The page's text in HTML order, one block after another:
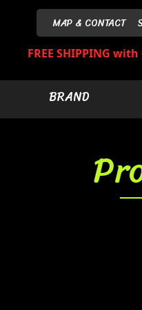
MAP & CONTACT
FREE SHIPPING
BRAND